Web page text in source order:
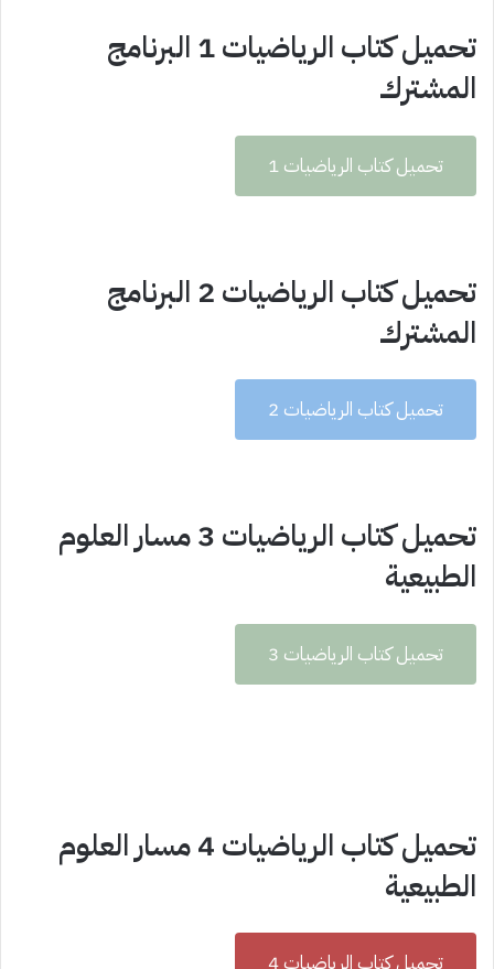
تحميل كتاب الرياضيات 1 البرنامج
المشترك
تحميل كتاب الرياضيات 1
تحميل كتاب الرياضيات 2 البرنامج
المشترك
تحميل كتاب الرياضيات 2
تحميل كتاب الرياضيات 3 مسار العلوم
الطبيعية
تحميل كتاب الرياضيات 3
تحميل كتاب الرياضيات 4 مسار العلوم
الطبيعية
تحميل كتاب الرياضيات 4